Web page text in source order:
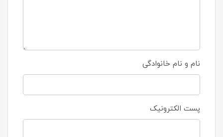
نام و نام خانوادگی
پست الکترونیک